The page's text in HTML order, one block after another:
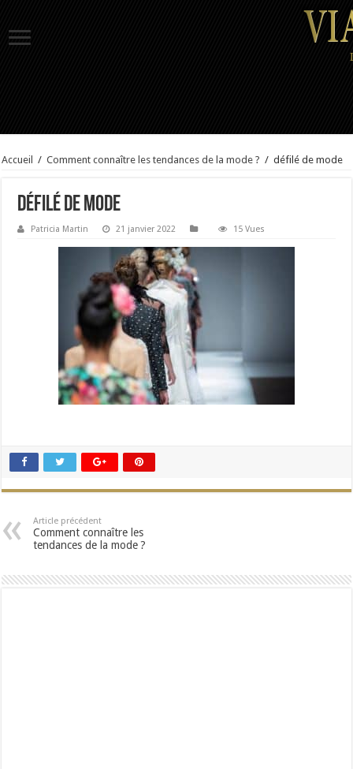
Accueil / Comment connaître les tendances de la mode ? / défilé de mode
défilé de mode
Patricia Martin 21 janvier 2022 15 Vues
Article précédent
Comment connaître les
tendances de la mode ?